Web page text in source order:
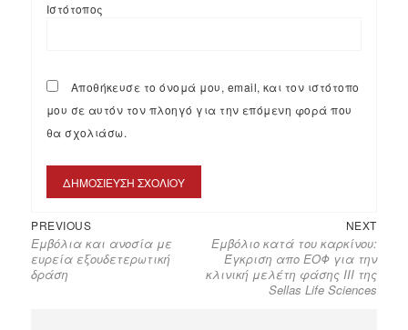
Ιστότοπος
Αποθήκευσε το όνομά μου, email, και τον ιστότοπο
μου σε αυτόν τον πλοηγό για την επόμενη φορά που
θα σχολιάσω.
PREVIOUS
Εμβόλια και ανοσία με
ευρεία εξουδετερωτική
δράση
NEXT
Εμβόλιο κατά του καρκίνου:
Έγκριση απο ΕΟΦ για την
κλινική μελέτη φάσης ΙΙΙ της
Sellas Life Sciences